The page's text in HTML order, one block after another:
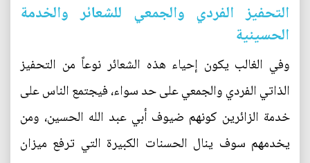
التحفيز الفردي والجمعي للشعائر والخدمة
الحسينية
وفي الغالب يكون إحياء هذه الشعائر نوعاً من التحفيز
الذاتي الفردي والجمعي على حد سواء، فيجتمع الناس على
خدمة الزائرين كونهم ضيوف أبي عبد الله الحسين، ومن
يخدمهم سوف ينال الحسنات الكبيرة التي ترفع ميزان